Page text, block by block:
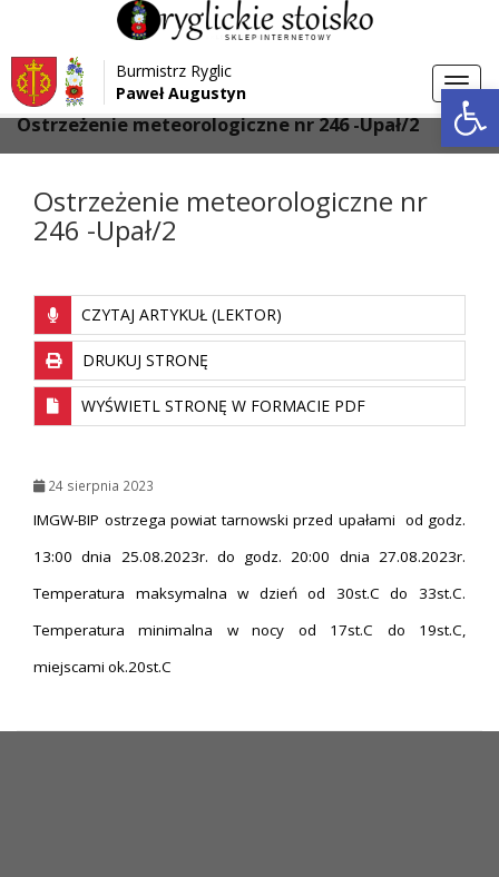
Przejdź do menu
Przejdź do głównej treści strony
Przejdź do stopki strony
Burmistrz Ryglic
Paweł Augustyn
Strona główna > Aktualności
Ostrzeżenie meteorologiczne nr 246 -Upał/2
Ostrzeżenie meteorologiczne nr
246 -Upał/2
CZYTAJ ARTYKUŁ (LEKTOR)
DRUKUJ STRONĘ
WYŚWIETL STRONĘ W FORMACIE PDF
24 sierpnia 2023
IMGW-BIP ostrzega powiat tarnowski przed upałami od godz.
13:00 dnia 25.08.2023r. do godz. 20:00 dnia 27.08.2023r.
Temperatura maksymalna w dzień od 30st.C do 33st.C.
Temperatura minimalna w nocy od 17st.C do 19st.C,
miejscami ok.20st.C